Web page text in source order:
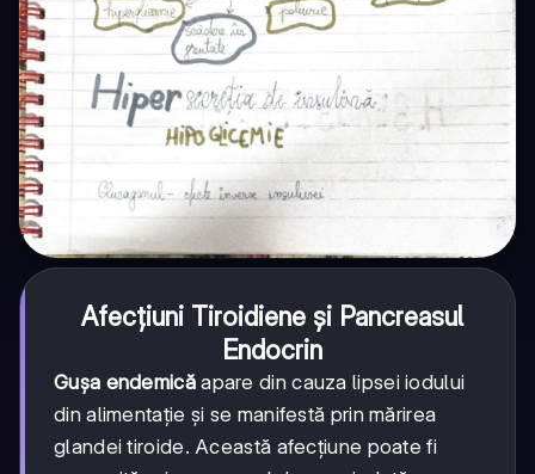
Afecțiuni Tiroidiene și Pancreasul
Endocrin
Gușa endemicăapare din cauza lipsei iodului
din alimentație și se manifestă prin mărirea
glandei tiroide. Această afecțiune poate fi